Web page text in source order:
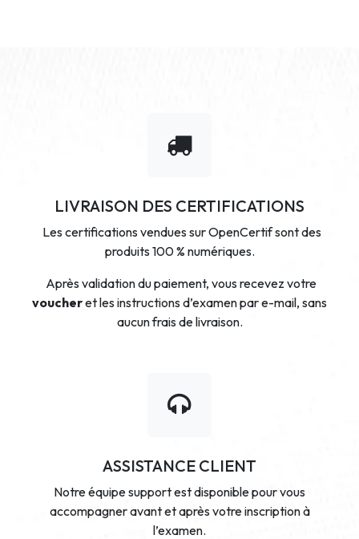
LIVRAISON DES CERTIFICATIONS
Les certifications vendues sur OpenCertif sont des
produits 100 % numériques.
Après validation du paiement, vous recevez votre
voucheret les instructions d’examen par e-mail, sans
aucun frais de livraison.
ASSISTANCE CLIENT
Notre équipe support est disponible pour vous
accompagner avant et après votre inscription à
l’examen.